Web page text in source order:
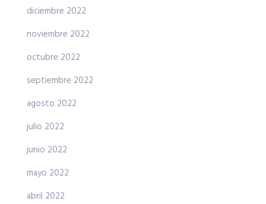
diciembre 2022
noviembre 2022
octubre 2022
septiembre 2022
agosto 2022
julio 2022
junio 2022
mayo 2022
abril 2022